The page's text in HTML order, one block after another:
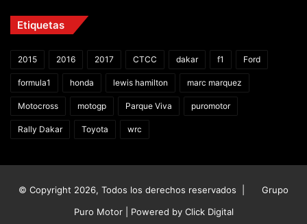
Etiquetas
2015 2016 2017 CTCC dakar f1 Ford
formula1 honda lewis hamilton marc marquez
Motocross motogp Parque Viva puromotor
Rally Dakar Toyota wrc
© Copyright 2026, Todos los derechos reservados |
Grupo
Puro Motor | Powered by Click Digital